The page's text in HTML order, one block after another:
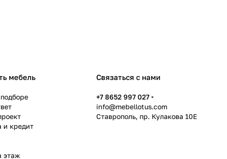
мебель
и кредит
этаж
Связаться с нами
+7 8652 997 027
info@mebellotus.com
Ставрополь, пр. Кулакова 10Е